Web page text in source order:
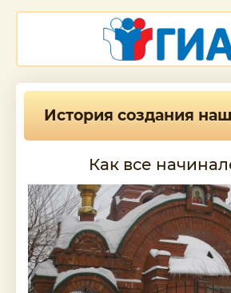
История создания
Как все